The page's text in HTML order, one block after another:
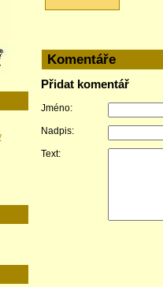
Komentáře
Přidat komentář
Jméno:
Nadpis:
Text: